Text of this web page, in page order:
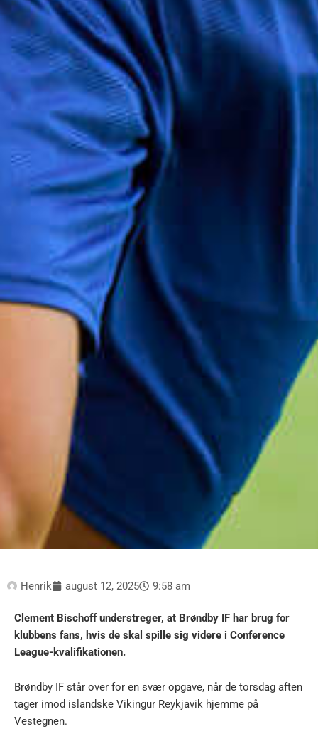
Henrik august 12, 2025 9:58 am
Clement Bischoff understreger, at Brøndby IF har brug for
klubbens fans, hvis de skal spille sig videre i Conference
League-kvalifikationen.
Brøndby IF står over for en svær opgave, når de torsdag aften
tager imod islandske Vikingur Reykjavik hjemme på
Vestegnen.